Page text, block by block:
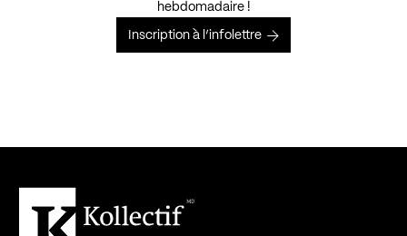
hebdomadaire !
Inscription à l’infolettre